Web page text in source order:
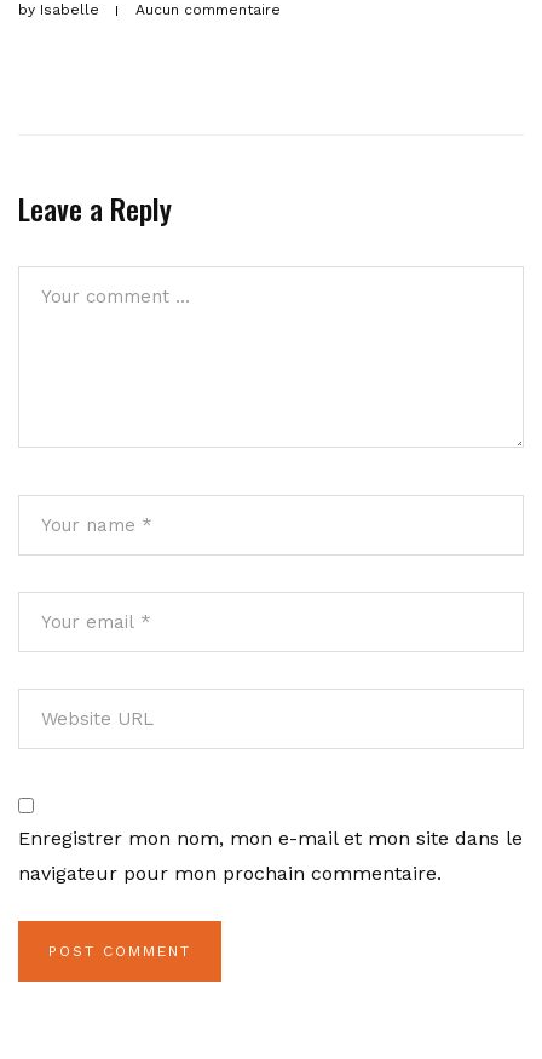
by Isabelle Aucun commentaire
Leave a Reply
Enregistrer mon nom, mon e-mail et mon site dans le
navigateur pour mon prochain commentaire.